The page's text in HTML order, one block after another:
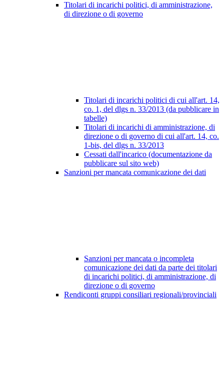
Titolari di incarichi politici, di amministrazione,
di direzione o di governo
Titolari di incarichi politici di cui all'art. 14,
co. 1, del dlgs n. 33/2013 (da pubblicare in
tabelle)
Titolari di incarichi di amministrazione, di
direzione o di governo di cui all'art. 14, co.
1-bis, del dlgs n. 33/2013
Cessati dall'incarico (documentazione da
pubblicare sul sito web)
Sanzioni per mancata comunicazione dei dati
Sanzioni per mancata o incompleta
comunicazione dei dati da parte dei titolari
di incarichi politici, di amministrazione, di
direzione o di governo
Rendiconti gruppi consiliari regionali/provinciali